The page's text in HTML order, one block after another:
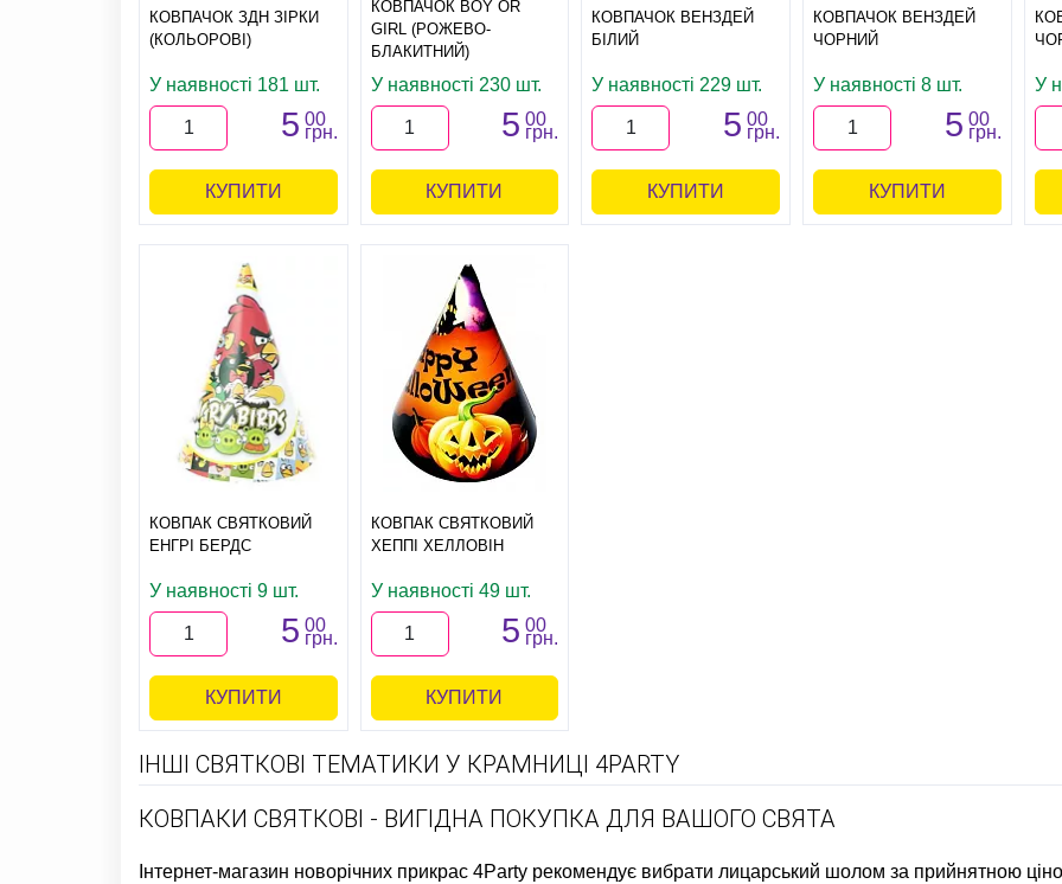
КОВПАЧОК ЗДН ЗІРКИ
(КОЛЬОРОВІ)
У наявності 181 шт.
5 00
грн.
КУПИТИ
КОВПАЧОК BOY OR
GIRL (РОЖЕВО-
БЛАКИТНИЙ)
У наявності 230 шт.
5 00
грн.
КУПИТИ
КОВПАЧОК ВЕНЗДЕЙ
БІЛИЙ
У наявності 229 шт.
5 00
грн.
КУПИТИ
КОВПАЧОК ВЕНЗДЕЙ
ЧОРНИЙ
У наявності 8 шт.
5 00
грн.
КУПИТИ
У
КОВПАК СВЯТКОВИЙ
ЕНГРІ БЕРДС
У наявності 9 шт.
5 00
грн.
КУПИТИ
КОВПАК СВЯТКОВИЙ
ХЕППІ ХЕЛЛОВІН
У наявності 49 шт.
5 00
грн.
КУПИТИ
ІНШІ СВЯТКОВІ ТЕМАТИКИ У КРАМНИЦІ 4PARTY
КОВПАКИ СВЯТКОВІ - ВИГІДНА ПОКУПКА ДЛЯ ВАШОГО СВЯТА
Інтернет-магазин новорічних прикрас 4Party рекомендує вибрати лицарський шолом за прийнятною